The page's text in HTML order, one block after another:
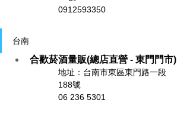
0912593350
台南
合歡菸酒量販(總店直營 - 東門門市)
地址：台南市東區東門路一段
188號
06 236 5301